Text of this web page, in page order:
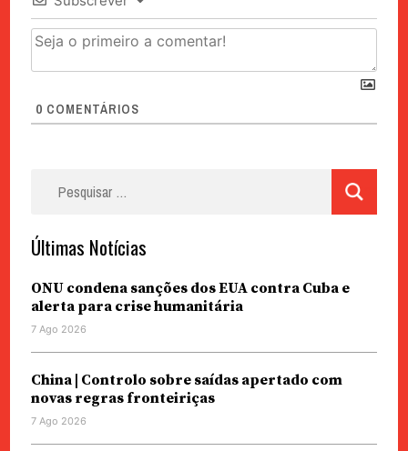
0 COMENTÁRIOS
Últimas Notícias
ONU condena sanções dos EUA contra Cuba e
alerta para crise humanitária
7 Ago 2026
China | Controlo sobre saídas apertado com
novas regras fronteiriças
7 Ago 2026